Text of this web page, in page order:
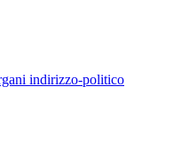
indirizzo-politico